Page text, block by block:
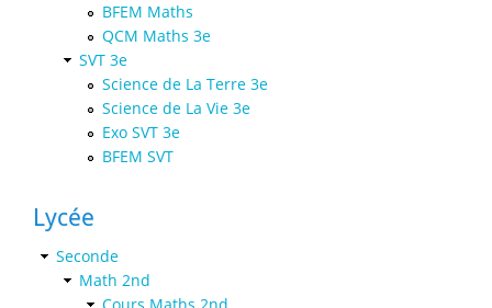
BFEM Maths
QCM Maths 3e
SVT 3e
Science de La Terre 3e
Science de La Vie 3e
Exo SVT 3e
BFEM SVT
Lycée
Seconde
Math 2nd